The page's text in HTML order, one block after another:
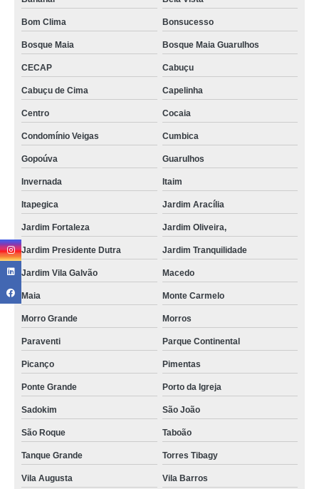
Bom Clima Bonsucesso
Bosque Maia Bosque Maia Guarulhos
CECAP Cabuçu
Cabuçu de Cima Capelinha
Centro Cocaia
Condomínio Veigas Cumbica
Gopoúva Guarulhos
Invernada Itaim
Itapegica Jardim Aracília
Jardim Fortaleza Jardim Oliveira,
Jardim Presidente Dutra Jardim Tranquilidade
Jardim Vila Galvão Macedo
Maia Monte Carmelo
Morro Grande Morros
Paraventi Parque Continental
Picanço Pimentas
Ponte Grande Porto da Igreja
Sadokim São João
São Roque Taboão
Tanque Grande Torres Tibagy
Vila Augusta Vila Barros